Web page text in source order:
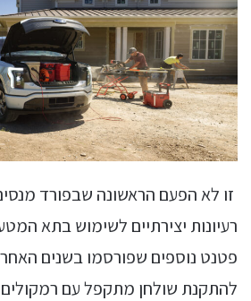
זו לא הפעם הראשונה שבפורד
רעיונות יצירתיים לשימוש בתא
פטנט נוספים שפורסמו בשנים
להתקנת שולחן מתקפל עם רמקולים